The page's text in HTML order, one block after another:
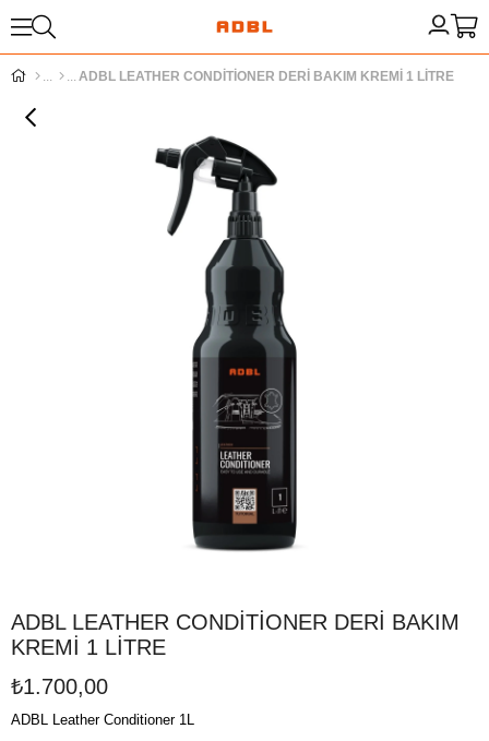
ADBL LEATHER CONDİTİONER DERİ BAKIM KREMİ 1 LİTRE
ADBL LEATHER CONDİTİONER DERİ BAKIM
KREMİ 1 LİTRE
₺1.700,00
ADBL Leather Conditioner 1L